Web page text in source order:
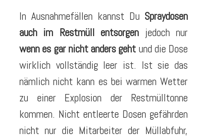
In Ausnahmefällen kannst Du Spraydosen
auch im Restmüll entsorgen jedoch nur
wenn es gar nicht anders geht und die Dose
wirklich vollständig leer ist. Ist sie das
nämlich nicht kann es bei warmen Wetter
zu einer Explosion der Restmülltonne
kommen. Nicht entleerte Dosen gefährden
nicht nur die Mitarbeiter der Müllabfuhr,